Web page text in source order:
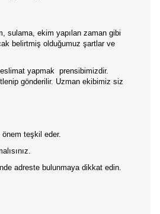
sulama, ekim yapılan zaman gibi
belirtmiş olduğumuz şartlar ve
yapmak prensibimizdir.
gönderilir. Uzman ekibimiz siz
önem teşkil eder.
adreste bulunmaya dikkat edin.